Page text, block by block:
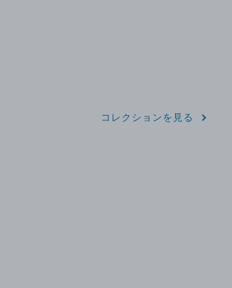
コレクションを見る